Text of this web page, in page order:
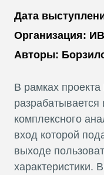
Дата
Организация:
Авторы:
В рамках
комплексного
вход которой
выходе
характеристики.